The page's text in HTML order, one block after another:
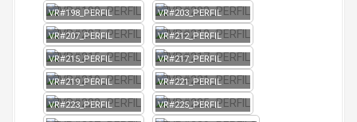
VR#198_PERFIL VR#203_PERFIL
VR#207_PERFIL VR#212_PERFIL
VR#215_PERFIL VR#217_PERFIL
VR#219_PERFIL VR#221_PERFIL
VR#223_PERFIL VR#225_PERFIL